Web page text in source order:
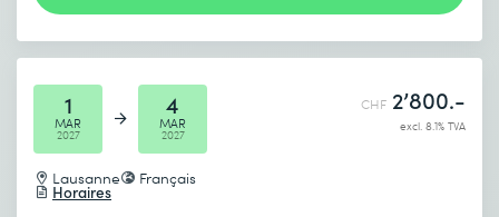
1
MAR
2027
4
MAR
2027
Lausanne Français
Horaires
CHF 2’800.-
excl. 8.1% TVA